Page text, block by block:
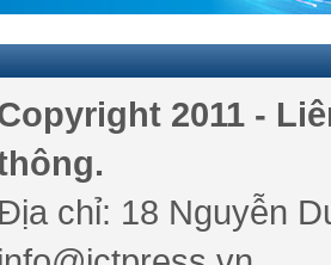
2011 -
chỉ: 18 Nguyễn